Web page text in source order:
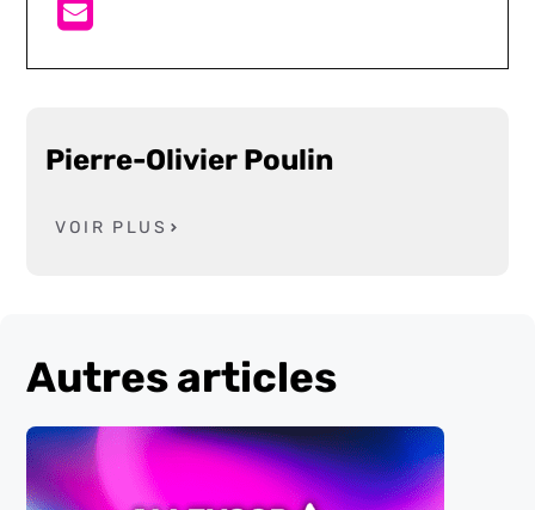
Pierre-Olivier Poulin
VOIR PLUS
Autres articles